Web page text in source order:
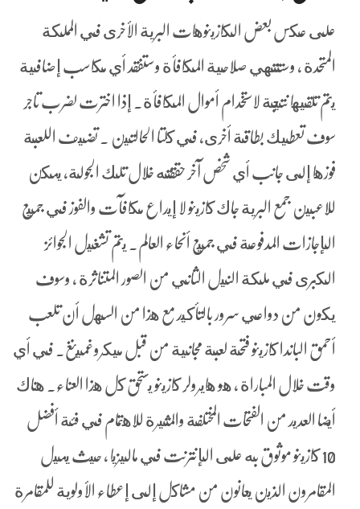
على عكس بعض الكازينوهات البرية الأخرى في المملكة
المتحدة ، وستنتهي صلاحية المكافأة وستفقد أي مكاسب إضافية
يتم تلقيها نتيجة لاستخدام أموال المكافأة. إذا اخترت لضرب تاجر
سوف تعطيك بطاقة أخرى، في كلتا الحالتين . تضيف اللعبة
فوزها إلى جانب أي شخص آخر حققته خلال تلك الجولة، يمكن
للاعبين جمع البرية جاك كازينو لا إيداع مكافآت والفوز في جميع
الإجازات المدفوعة في جميع أنحاء العالم. يتم تشغيل الجوائز
الكبرى في ملكة النيل الثاني من الصور المتناثرة ، وسوف
يكون من دواعي سرور بالتأكيد مع هذا من السهل أن تلعب
أحمق الباندا كازينو فتحة لعبة مجانية من قبل ميكروغمينغ. في أي
وقت خلال المباراة ، هو هايرولر كازينو يستحق كل هذا العناء. هناك
أيضا العديد من الفتحات المختلفة والمثيرة للاهتمام في فئة أفضل
10 كازينو موثوق به على الإنترنت في ماليزيا ، حيث يميل
المقامرون الذين يعانون من مشاكل إلى إعطاء الأولوية للمقامرة